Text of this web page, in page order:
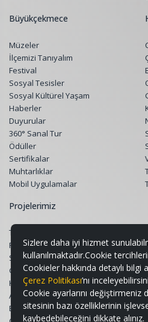
Büyükçekmece
Müzeler
İlçemizi Tanıyalım
Festival
Sosyal Tesisler
Sosyal Kültürel Yaşam
Haberler
Duyurular
360° Sanal Tur
Ödüller
Sertifikalar
Muhtarlıklar
Mobil Uygulamalar
Projelerimiz
Tüm Projeler
Restorasyon Projeleri
Sosyal Belediyecilik Projeleri
Gençlik ve Spor Projeleri
Kültür & Sanat ve Turizm Projeleri
Altyapı ve Üstyapı Projeleri
Eğitim Destek Projeleri
Sizlere daha iyi hizmet
kullanılmaktadır.Cookie
Cookieler hakkında detaylı bilgi
Çerez Politikası’nı
Cookie ayarlarını
sitesinin bazı özelliklerinin
kaybedebileceğini dikkate alınız.